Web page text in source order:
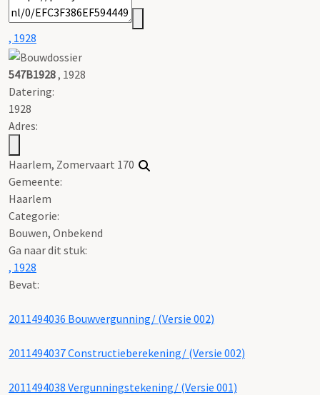
, 1928
547B1928, 1928
Datering:
1928
Adres:
Haarlem, Zomervaart 170
Gemeente:
Haarlem
Categorie:
Bouwen, Onbekend
Ga naar dit stuk:
, 1928
Bevat:
2011494036 Bouwvergunning/ (Versie 002)
2011494037 Constructieberekening/ (Versie 002)
2011494038 Vergunningstekening/ (Versie 001)